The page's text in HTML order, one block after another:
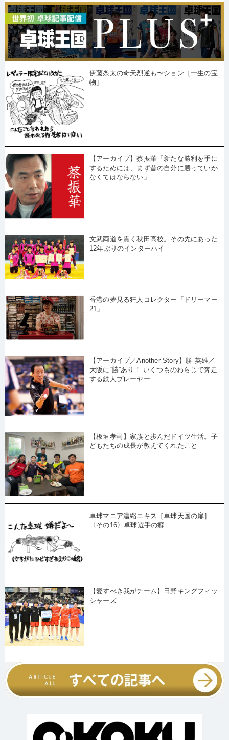
伊藤条太の奇天烈逆も〜ション［一生の宝
物］
【アーカイブ】蔡振華「新たな勝利を手に
するためには、まず昔の自分に勝っていか
なくてはならない」
文武両道を貫く秋田高校。その先にあった
12年ぶりのインターハイ
香港の夢見る狂人コレクター「ドリーマー
21」
【アーカイブ／Another Story】勝 英雄／
大阪に“勝”あり！ いくつものわらじで奔走
する鉄人プレーヤー
【板垣孝司】家族と歩んだドイツ生活。子
どもたちの成長が教えてくれたこと
卓球マニア濃縮エキス［卓球天国の扉］
〈その16〉卓球選手の癖
【愛すべき我がチーム】日野キングフィッ
シャーズ